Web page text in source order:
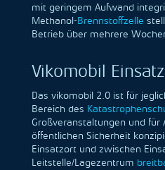
mit geringem Aufwand
Methanol- Brennstoffzelle
Betrieb über mehrere
Vikomobil Einsatz
Das vikomobil 2.0 ist für
Bereich des
Großveranstaltungen und für
öffentlichen Sicherheit
Einsatzort und zwischen
Leitstelle/Lagezentrum